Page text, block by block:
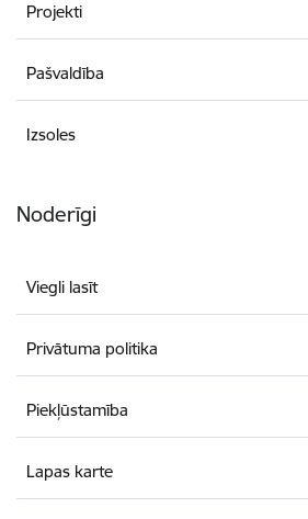
Projekti
Pašvaldība
Izsoles
Noderīgi
Viegli lasīt
Privātuma politika
Piekļūstamība
Lapas karte